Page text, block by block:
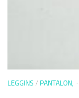
LEGGINS / PANTALON,